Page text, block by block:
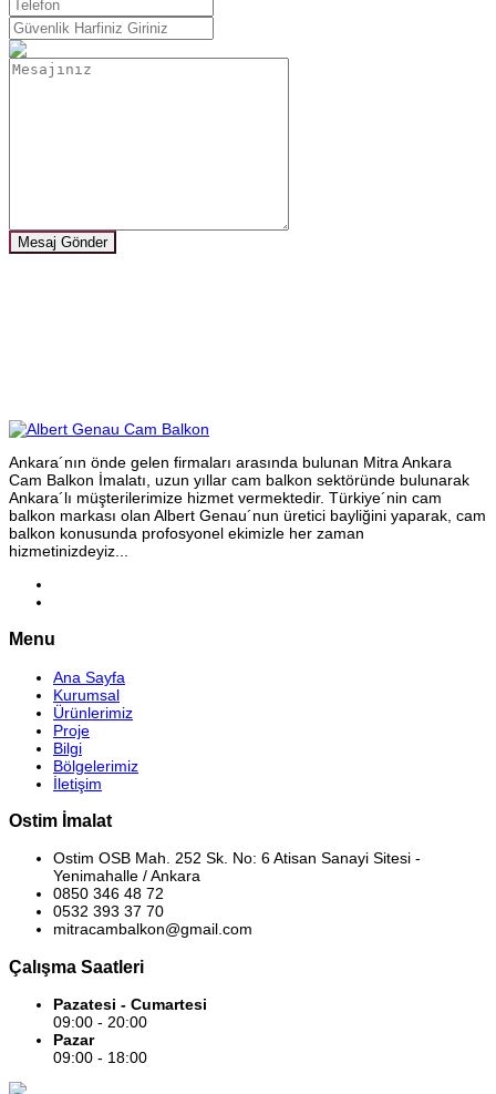
Mesaj Gönder
Ankara´nın önde gelen firmaları arasında bulunan Mitra Ankara
Cam Balkon İmalatı, uzun yıllar cam balkon sektöründe bulunarak
Ankara´lı müşterilerimize hizmet vermektedir. Türkiye´nin cam
balkon markası olan Albert Genau´nun üretici bayliğini yaparak, cam
balkon konusunda profosyonel ekimizle her zaman
hizmetinizdeyiz...
Menu
Ana Sayfa
Kurumsal
Ürünlerimiz
Proje
Bilgi
Bölgelerimiz
İletişim
Ostim İmalat
Ostim OSB Mah. 252 Sk. No: 6 Atisan Sanayi Sitesi -
Yenimahalle / Ankara
0850 346 48 72
0532 393 37 70
mitracambalkon@gmail.com
Çalışma Saatleri
Pazatesi - Cumartesi
09:00 - 20:00
Pazar
09:00 - 18:00